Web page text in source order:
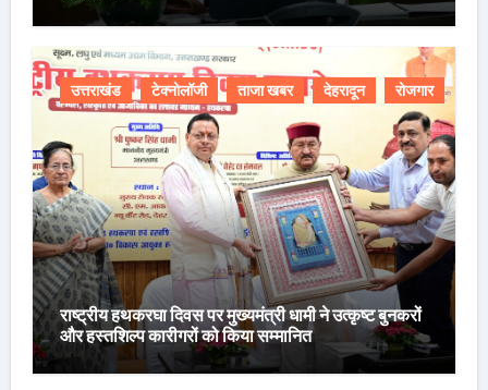
उत्तराखंड टेक्नोलॉजी ताजा खबर देहरादून रोजगार
राष्ट्रीय हथकरघा दिवस पर मुख्यमंत्री धामी ने उत्कृष्ट बुनकरों
और हस्तशिल्प कारीगरों को किया सम्मानित